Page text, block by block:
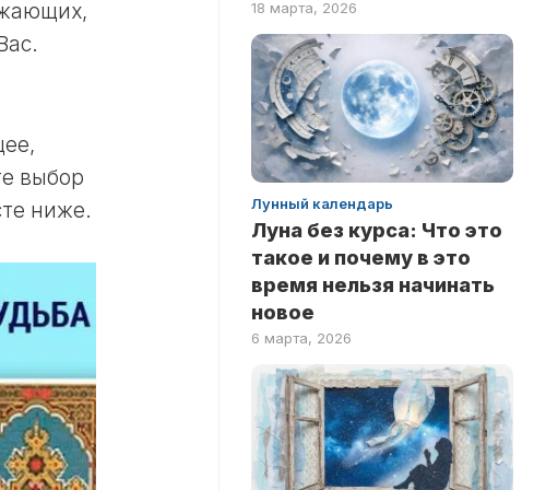
ФИЛЬМАМ
выбор
ниже.
18 марта, 2026
Лунный календарь
Луна без курса: Что это
такое и почему в это
время нельзя начинать
новое
6 марта, 2026